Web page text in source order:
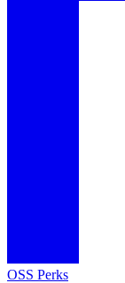
OSS Perks